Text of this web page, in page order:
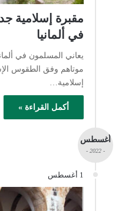
مقبرة إسلامية
في ألمانيا
يعاني المسلمون في
موتاهم وفق الطقوس
إسلامية…
أكمل القراءة »
أغسطس
- 2022 -
1 أغسطس